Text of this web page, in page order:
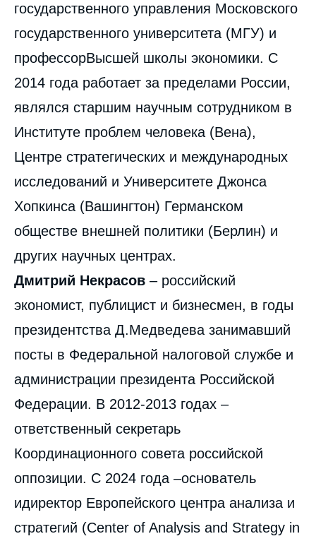
государственного управления Московского
государственного университета (МГУ) и
профессорВысшей школы экономики. С
2014 года работает за пределами России,
являлся старшим научным сотрудником в
Институте проблем человека (Вена),
Центре стратегических и международных
исследований и Университете Джонса
Хопкинса (Вашингтон) Германском
обществе внешней политики (Берлин) и
других научных центрах.
Дмитрий Некрасов – российский
экономист, публицист и бизнесмен, в годы
президентства Д.Медведева занимавший
посты в Федеральной налоговой службе и
администрации президента Российской
Федерации. В 2012-2013 годах –
ответственный секретарь
Координационного совета российской
оппозиции. С 2024 года –основатель
идиректор Европейского центра анализа и
стратегий (Center of Analysis and Strategy in